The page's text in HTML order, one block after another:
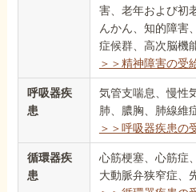
害、老年および初
んかん、知的障害
症候群、高次脳機
＞＞精神障害の受
呼吸器疾
患
気管支喘息、慢性
肺、膿胸、肺線維
＞＞呼吸器疾患の
循環器疾
患
心筋梗塞、心筋症
大動脈弁狭窄症、